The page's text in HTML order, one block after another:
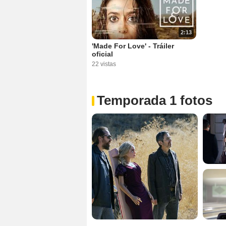
2:13
'Made For Love' - Tráiler
oficial
22 vistas
Temporada 1 fotos